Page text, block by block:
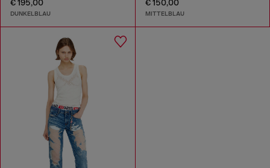
€ 195,00
DUNKELBLAU
€ 150,00
MITTELBLAU